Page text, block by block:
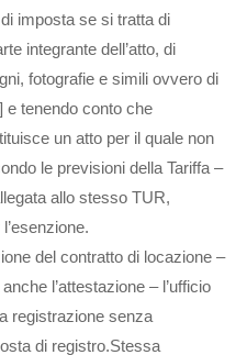
imposta se si tratta di
integrante dell’atto, di
fotografie e simili ovvero di
e tenendo conto che
un atto per il quale non
le previsioni della Tariffa –
allo stesso TUR,
del contratto di locazione –
l’attestazione – l’ufficio
registrazione senza
di registro.Stessa